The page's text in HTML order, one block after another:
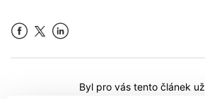
Byl pro vás tento článek